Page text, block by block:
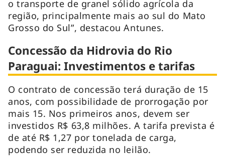
o transporte de granel sólido agrícola da
região, principalmente mais ao sul do Mato
Grosso do Sul”, destacou Antunes.
Concessão da Hidrovia do Rio
Paraguai: Investimentos e tarifas
O contrato de concessão terá duração de 15
anos, com possibilidade de prorrogação por
mais 15. Nos primeiros anos, devem ser
investidos R$ 63,8 milhões. A tarifa prevista é
de até R$ 1,27 por tonelada de carga,
podendo ser reduzida no leilão.